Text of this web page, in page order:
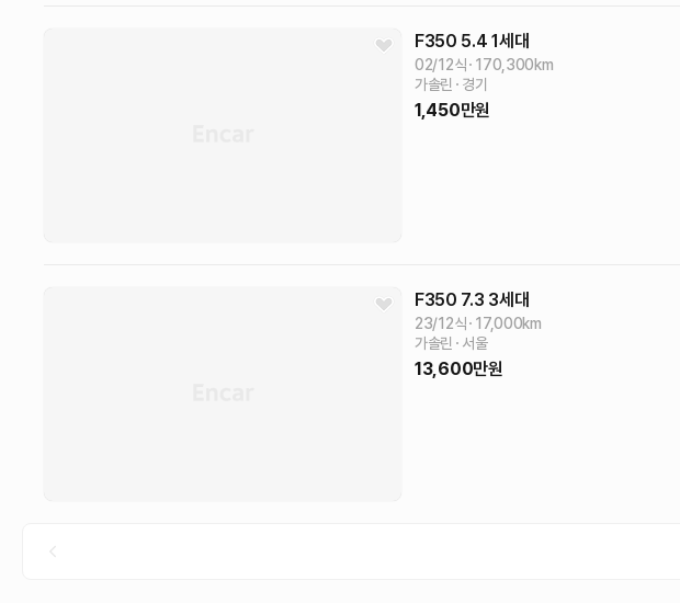
F350 5.4 1세대
02/12식 170,300km
가솔린
경기
1,450만원
F350 7.3 3세대
23/12식 17,000km
가솔린
서울
13,600만원